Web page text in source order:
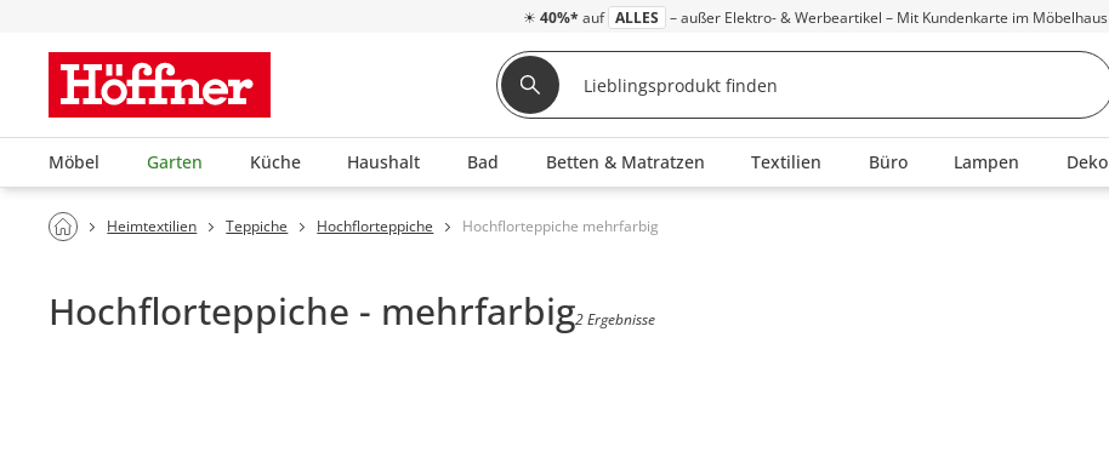
☀ 40%* auf ALLES – außer Elektro- & Werbeartikel – Mit Kundenkarte im Möbelhaus
Möbel Garten Küche Haushalt Bad Betten & Matratzen Textilien Büro Lampen Deko
Heimtextilien Teppiche Hochflorteppiche Hochflorteppiche mehrfarbig
Hochflorteppiche - mehrfarbig2 Ergebnisse